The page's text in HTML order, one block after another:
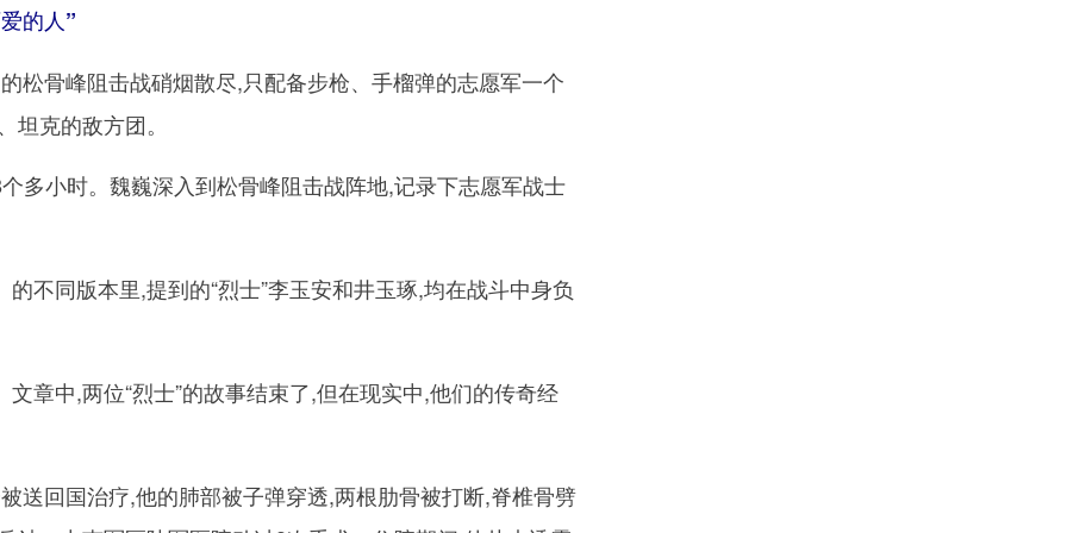
的人”
骨峰阻击战硝烟散尽,只配备步枪、手榴弹的志愿军一个
克的敌方团。
小时。魏巍深入到松骨峰阻击战阵地,记录下志愿军战士
同版本里,提到的“烈士”李玉安和井玉琢,均在战斗中身负
中,两位“烈士”的故事结束了,但在现实中,他们的传奇经
回国治疗,他的肺部被子弹穿透,两根肋骨被打断,脊椎骨劈